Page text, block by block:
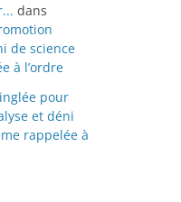
dans
de science
à l’ordre
pour
et déni
rappelée à